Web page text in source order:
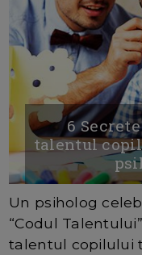
6
talentul
Un psiholog
“Codul
talentul copilului